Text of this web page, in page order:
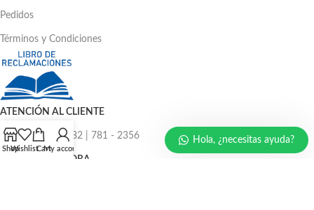
Pedidos
Términos y Condiciones
ATENCIÓN AL CLIENTE
Ventas: 386 - 4582 | 781 - 2356
LLÁMENOS AHORA
ShopWishlistCartMy account
Hola, ¿necesitas ayuda?